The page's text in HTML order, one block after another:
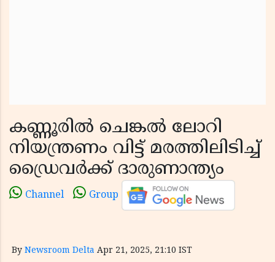
കണ്ണൂരിൽ ചെങ്കൽ ലോറി
നിയന്ത്രണം വിട്ട് മരത്തിലിടിച്ച്
ഡ്രൈവർക്ക് ദാരുണാന്ത്യം
Channel Group
By Newsroom Delta Apr 21, 2025, 21:10 IST